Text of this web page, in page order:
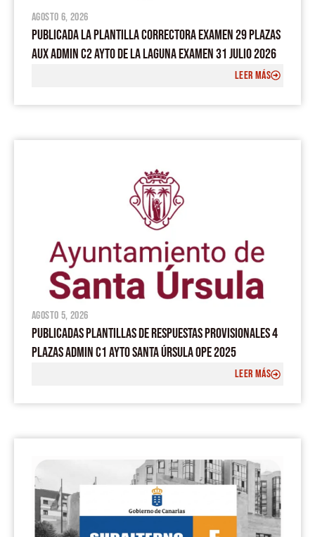
agosto 6, 2026
PUBLICADA LA PLANTILLA CORRECTORA EXAMEN 29 PLAZAS
AUX ADMIN C2 AYTO DE LA LAGUNA EXAMEN 31 JULIO 2026
LEER MÁS
agosto 5, 2026
PUBLICADAS PLANTILLAS DE RESPUESTAS PROVISIONALES 4
PLAZAS ADMIN C1 AYTO SANTA ÚRSULA OPE 2025
LEER MÁS